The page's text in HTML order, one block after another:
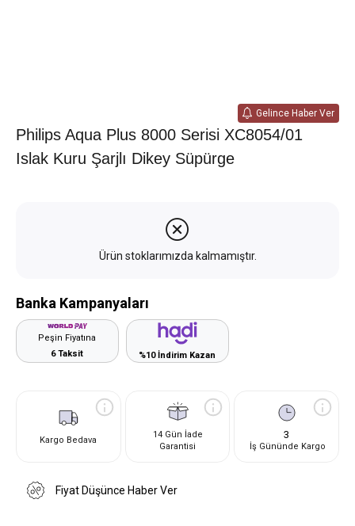
Gelince Haber Ver
Philips Aqua Plus 8000 Serisi XC8054/01
Islak Kuru Şarjlı Dikey Süpürge
Ürün stoklarımızda kalmamıştır.
Banka Kampanyaları
Peşin Fiyatına
6 Taksit
%10 İndirim Kazan
Kargo Bedava
14 Gün İade
Garantisi
3
İş Gününde Kargo
Fiyat Düşünce Haber Ver